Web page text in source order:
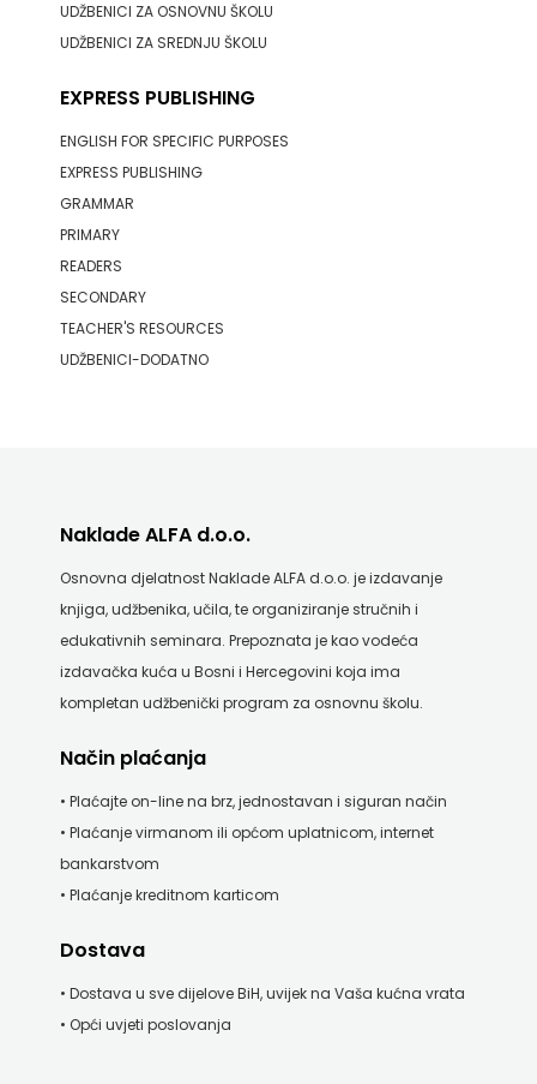
UDŽBENICI ZA OSNOVNU ŠKOLU
UDŽBENICI ZA SREDNJU ŠKOLU
EXPRESS PUBLISHING
ENGLISH FOR SPECIFIC PURPOSES
EXPRESS PUBLISHING
GRAMMAR
PRIMARY
READERS
SECONDARY
TEACHER'S RESOURCES
UDŽBENICI-DODATNO
Naklade ALFA d.o.o.
Osnovna djelatnost Naklade ALFA d.o.o. je izdavanje
knjiga, udžbenika, učila, te organiziranje stručnih i
edukativnih seminara. Prepoznata je kao vodeća
izdavačka kuća u Bosni i Hercegovini koja ima
kompletan udžbenički program za osnovnu školu.
Način plaćanja
• Plaćajte on-line na brz, jednostavan i siguran način
• Plaćanje virmanom ili općom uplatnicom, internet
bankarstvom
• Plaćanje kreditnom karticom
Dostava
• Dostava u sve dijelove BiH, uvijek na Vaša kućna vrata
• Opći uvjeti poslovanja